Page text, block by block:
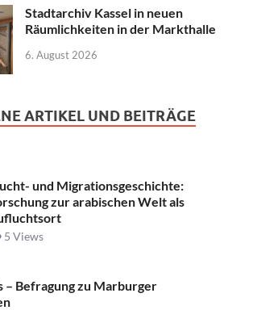
Stadtarchiv Kassel in neuen
Räumlichkeiten in der Markthalle
6. August 2026
ARTIKEL UND BEITRÄGE
und Migrationsgeschichte:
zur arabischen Welt als
5 Views
– Befragung zu Marburger